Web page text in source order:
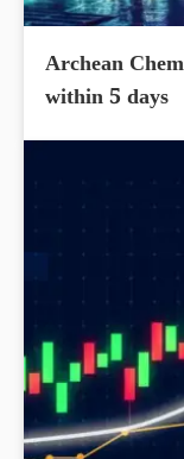
Archean
within 5 days